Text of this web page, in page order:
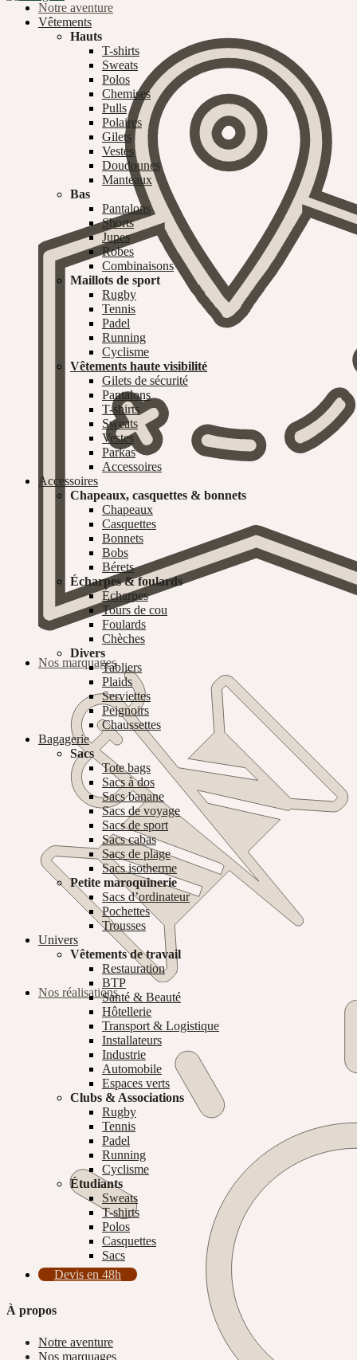
Notre aventure
Nos marquages
Nos réalisations
Vêtements
Hauts
T-shirts
Sweats
Polos
Chemises
Pulls
Polaires
Gilets
Vestes
Doudounes
Manteaux
Bas
Pantalons
Shorts
Jupes
Robes
Combinaisons
Maillots de sport
Rugby
Tennis
Padel
Running
Cyclisme
Vêtements haute visibilité
Gilets de sécurité
Pantalons
T-shirts
Sweats
Vestes
Parkas
Accessoires
Accessoires
Chapeaux, casquettes & bonnets
Chapeaux
Casquettes
Bonnets
Bobs
Bérets
Écharpes & foulards
Écharpes
Tours de cou
Foulards
Chèches
Divers
Tabliers
Plaids
Serviettes
Peignoirs
Chaussettes
Bagagerie
Sacs
Tote bags
Sacs à dos
Sacs banane
Sacs de voyage
Sacs de sport
Sacs cabas
Sacs de plage
Sacs isotherme
Petite maroquinerie
Sacs d’ordinateur
Pochettes
Trousses
Univers
Vêtements de travail
Restauration
BTP
Santé & Beauté
Hôtellerie
Transport & Logistique
Installateurs
Industrie
Automobile
Espaces verts
Clubs & Associations
Rugby
Tennis
Padel
Running
Cyclisme
Étudiants
Sweats
T-shirts
Polos
Casquettes
Sacs
Devis en 48h
À propos
Notre aventure
Nos marquages